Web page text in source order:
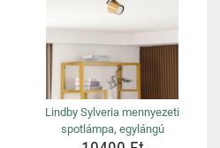
Lindby Sylveria mennyezeti
spotlámpa, egylángú